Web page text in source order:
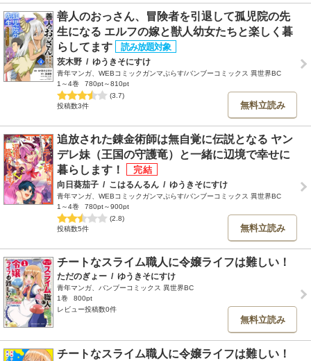
善人のおっさん、冒険者を引退して孤児院の先
生になる エルフの嫁と獣人幼女たちと楽しく暮
らしてます
茨木野 / ゆうきそにすけ
青年マンガ、WEBコミックガンマぷらす/バンブーコミックス 異世界BC
1～4巻
780pt～810pt
(3.7)
投稿数3件
無料立読み
追放された錬金術師は無自覚に伝説となる ヤン
デレ妹（王国の守護竜）と一緒に辺境で幸せに
暮らします！
向日葵茄子 / こはるんるん / ゆうきそにすけ
青年マンガ、WEBコミックガンマぷらす/バンブーコミックス 異世界BC
1～4巻
780pt～900pt
(2.8)
投稿数5件
無料立読み
チートなスライム職人に令嬢ライフは難しい！
ただのぎょー / ゆうきそにすけ
青年マンガ、バンブーコミックス 異世界BC
1巻
800pt
レビュー投稿数0件
無料立読み
チートなスライム職人に令嬢ライフは難しい！